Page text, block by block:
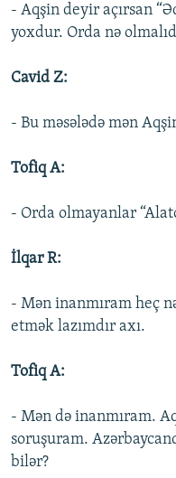
- Aqşin deyir açırsan
yoxdur. Orda nə
Cavid Z:
- Bu məsələdə mən
Tofiq A:
- Orda olmayanlar
İlqar R:
- Mən inanmıram heç
etmək lazımdır axı.
Tofiq A:
- Mən də inanmıram.
soruşuram.
bilər?